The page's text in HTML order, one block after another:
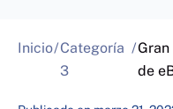
Inicio/Categoría
3
/
de